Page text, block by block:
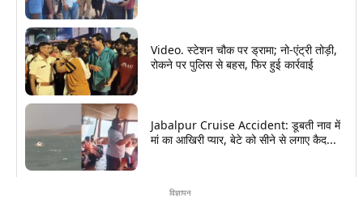
Video. स्टेशन चौक पर ड्रामा; नो-एंट्री तोड़ी,
रोकने पर पुलिस से बहस, फिर हुई कार्रवाई
Jabalpur Cruise Accident: डूबती नाव में
मां का आखिरी प्यार, बेटे को सीने से लगाए कैद...
विज्ञापन